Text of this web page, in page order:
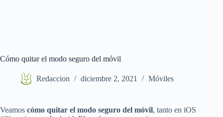
Cómo quitar el modo seguro del móvil
Redaccion diciembre 2, 2021 Móviles
Veamos cómo quitar el modo seguro del móvil, tanto en iOS